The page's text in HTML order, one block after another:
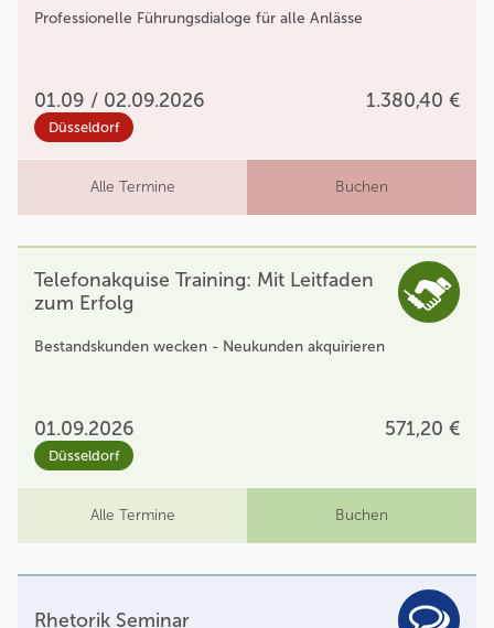
Professionelle Führungsdialoge für alle Anlässe
01.09 / 02.09.2026 1.380,40 €
Düsseldorf
Alle Termine Buchen
Telefonakquise Training: Mit Leitfaden
zum Erfolg
Bestandskunden wecken - Neukunden akquirieren
01.09.2026 571,20 €
Düsseldorf
Alle Termine Buchen
Rhetorik Seminar